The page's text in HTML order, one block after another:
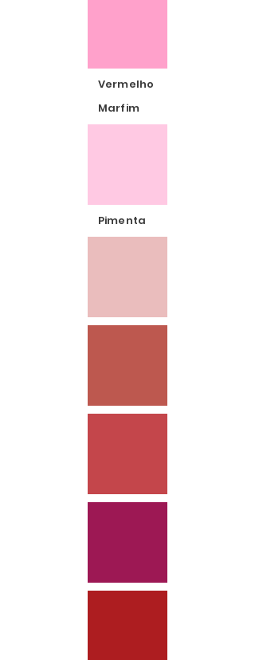
Vermelho
Marfim
Pimenta